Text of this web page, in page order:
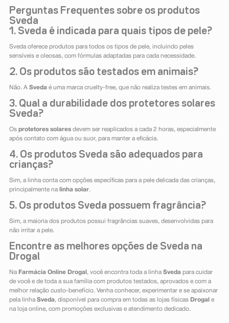
Perguntas Frequentes sobre os produtos
Sveda
1. Sveda é indicada para quais tipos de pele?
Sveda oferece produtos para todos os tipos de pele, incluindo peles
sensíveis e oleosas, com fórmulas adaptadas para cada necessidade.
2. Os produtos são testados em animais?
Não. A Svedaé uma marca cruelty-free, que não realiza testes em animais.
3. Qual a durabilidade dos protetores solares
Sveda?
Os protetores solaresdevem ser reaplicados a cada 2 horas, especialmente
após contato com água ou suor, para manter a eficácia.
4. Os produtos Sveda são adequados para
crianças?
Sim, a linha conta com opções específicas para a pele delicada das crianças,
principalmente na linha solar.
5. Os produtos Sveda possuem fragrância?
Sim, a maioria dos produtos possui fragrâncias suaves, desenvolvidas para
não irritar a pele.
Encontre as melhores opções de Sveda na
Drogal
Na Farmácia Online Drogal , você encontra toda a linha Svedapara cuidar
de você e de toda a sua família com produtos testados, aprovados e com a
melhor relação custo-benefício. Venha conhecer, experimentar e se apaixonar
pela linha Sveda, disponível para compra em todas as lojas físicas Drogal e
na loja online, com promoções exclusivas e atendimento dedicado.